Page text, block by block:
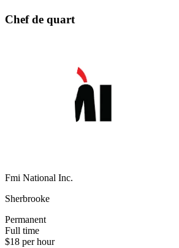
Chef de quart
Fmi National Inc.
Sherbrooke
Permanent
Full time
$18 per hour